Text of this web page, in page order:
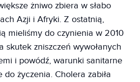
żniwo zbiera w słabo
Azji i Afryki. Z ostatnią,
mieliśmy do czynienia w 2010
skutek zniszczeń wywołanych
i powódź, warunki sanitarne
do życzenia. Cholera zabiła